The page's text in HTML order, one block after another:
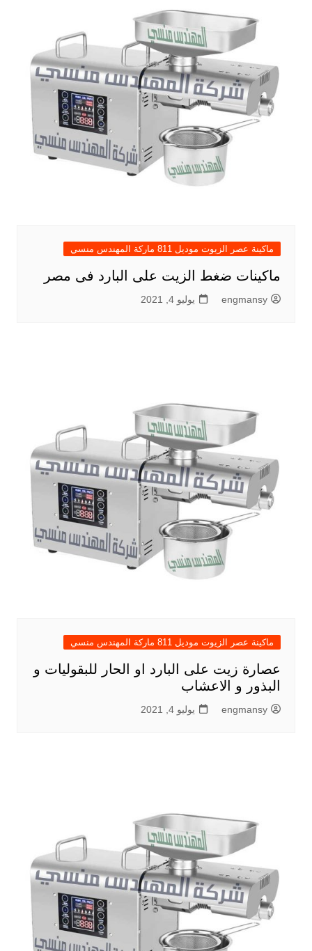
ماكينة عصر الزيوت موديل 811 ماركة المهندس منسي
ماكينات ضغط الزيت على البارد فى مصر
engmansy يوليو 4, 2021
ماكينة عصر الزيوت موديل 811 ماركة المهندس منسي
عصارة زيت على البارد او الحار للبقوليات و
البذور و الاعشاب
engmansy يوليو 4, 2021